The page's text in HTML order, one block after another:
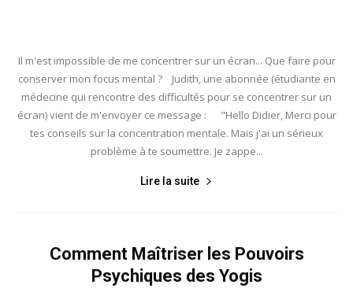
Il m'est impossible de me concentrer sur un écran... Que faire pour
conserver mon focus mental ? Judith, une abonnée (étudiante en
médecine qui rencontre des difficultés pour se concentrer sur un
écran) vient de m'envoyer ce message : "Hello Didier, Merci pour
tes conseils sur la concentration mentale. Mais j'ai un sérieux
problème à te soumettre. Je zappe...
Lire la suite
Comment Maîtriser les Pouvoirs
Psychiques des Yogis